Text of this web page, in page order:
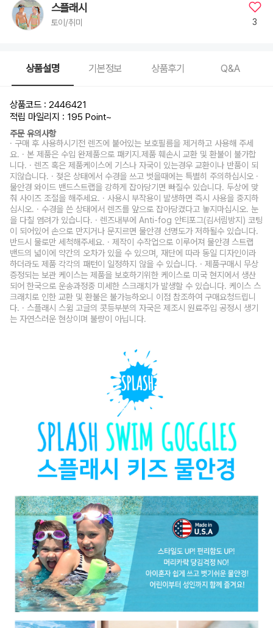
스플래시
토이/취미 3
상품설명 기본정보 상품후기 Q&A
상품코드 : 2446421
적립 마일리지 : 195 Point~
주문 유의사항
· 구매 후 사용하시기전 렌즈에 붙어있는 보호필름을 제거하고 사용해 주세
요. · 본 제품은 수입 완제품으로 패키지.제품 훼손시 교환 및 환불이 불가합
니다. · 렌즈 혹은 제품케이스에 기스나 자국이 있는경우 교환이나 반품이 되
지않습니다. · 젖은 상태에서 수경을 쓰고 벗을때에는 특별히 주의하십시오 ·
물안경 와이드 밴드스트랩을 강하게 잡아당기면 빠질수 있습니다. 두상에 맞
춰 사이즈 조절을 해주세요. · 사용시 부작용이 발생하면 즉시 사용을 중지하
십시오. · 수경을 쓴 상태에서 렌즈를 앞으로 잡아당겼다고 놓지마십시오. 눈
을 다칠 염려가 있습니다. · 렌즈내부에 Anti-fog 안티포그(김서림방지) 코팅
이 되어있어 손으로 만지거나 문지르면 물안경 선명도가 저하될수 있습니다.
반드시 물로만 세척해주세요. · 제작이 수작업으로 이루어져 물안경 스트랩
밴드의 넓이에 약간의 오차가 있을 수 있으며, 재단에 따라 동일 디자인이라
하더라도 제품 각각의 패턴이 일정하지 않을 수 있습니다. · 제품구매시 무상
증정되는 보관 케이스는 제품을 보호하기위한 케이스로 미국 현지에서 생산
되어 한국으로 운송과정중 미세한 스크래치가 발생할 수 있습니다. 케이스 스
크래치로 인한 교환 및 환불은 불가능하오니 이점 참조하여 구매요청드립니
다. · 스플래시 스윔 고글의 콧등부분의 자국은 제조시 원료주입 공정시 생기
는 자연스러운 현상이며 불량이 아닙니다.